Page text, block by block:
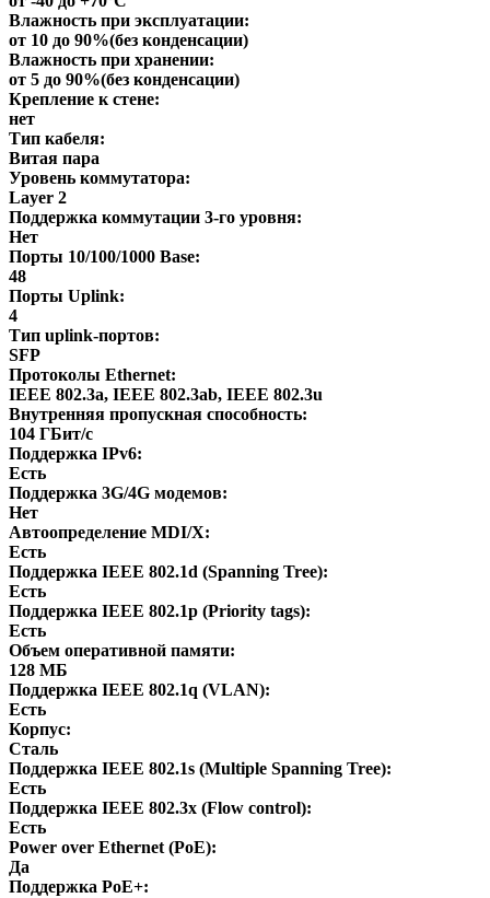
Влажность при эксплуатации:
от 10 до 90%(без конденсации)
Влажность при хранении:
от 5 до 90%(без конденсации)
Крепление к стене:
нет
Тип кабеля:
Витая пара
Уровень коммутатора:
Layer 2
Поддержка коммутации 3-го уровня:
Нет
Порты 10/100/1000 Base:
48
Порты Uplink:
4
Тип uplink-портов:
SFP
Протоколы Ethernet:
IEEE 802.3a, IEEE 802.3ab, IEEE 802.3u
Внутренняя пропускная способность:
104 ГБит/с
Поддержка IPv6:
Есть
Поддержка 3G/4G модемов:
Нет
Автоопределение MDI/X:
Есть
Поддержка IEEE 802.1d (Spanning Tree):
Есть
Поддержка IEEE 802.1p (Priority tags):
Есть
Объем оперативной памяти:
128 МБ
Поддержка IEEE 802.1q (VLAN):
Есть
Корпус:
Сталь
Поддержка IEEE 802.1s (Multiple Spanning Tree):
Есть
Поддержка IEEE 802.3x (Flow control):
Есть
Power over Ethernet (PoE):
Да
Поддержка PoE+: